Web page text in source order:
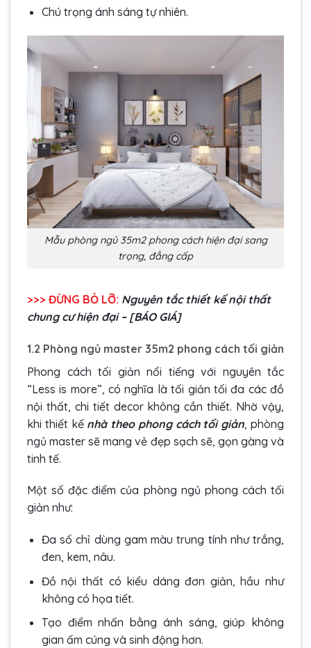
Chú trọng ánh sáng tự nhiên.
Mẫu phòng ngủ 35m2 phong cách hiện đại sang
trọng, đẳng cấp
>>> ĐỪNG BỎ LỠ: Nguyên tắc thiết kế nội thất
chung cư hiện đại – [BÁO GIÁ]
1.2 Phòng ngủ master 35m2 phong cách tối giản
Phong cách tối giản nổi tiếng với nguyên tắc
“Less is more”, có nghĩa là tối giản tối đa các đồ
nội thất, chi tiết decor không cần thiết. Nhờ vậy,
khi thiết kế nhà theo phong cách tối giản, phòng
ngủ master sẽ mang vẻ đẹp sạch sẽ, gọn gàng và
tinh tế.
Một số đặc điểm của phòng ngủ phong cách tối
giản như:
Đa số chỉ dùng gam màu trung tính như trắng,
đen, kem, nâu.
Đồ nội thất có kiểu dáng đơn giản, hầu như
không có họa tiết.
Tạo điểm nhấn bằng ánh sáng, giúp không
gian ấm cúng và sinh động hơn.